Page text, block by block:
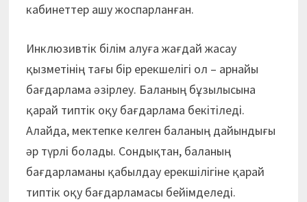
кабинеттер ашу жоспарланған.
Инклюзивтік білім алуға жағдай жасау
қызметінің тағы бір ерекшелігі ол – арнайы
бағдарлама әзірлеу. Баланың бұзылысына
қарай типтік оқу бағдарлама бекітіледі.
Алайда, мектепке келген баланың дайындығы
әр түрлі болады. Сондықтан, баланың
бағдарламаны қабылдау ерекшілігіне қарай
типтік оқу бағдарламасы бейімделеді.